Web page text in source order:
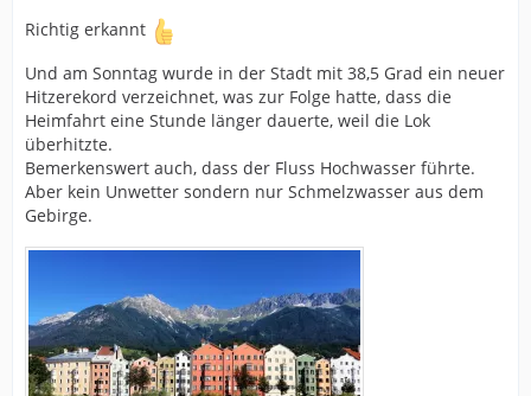
Richtig erkannt
Und am Sonntag wurde in der Stadt mit 38,5 Grad ein neuer
Hitzerekord verzeichnet, was zur Folge hatte, dass die
Heimfahrt eine Stunde länger dauerte, weil die Lok
überhitzte.
Bemerkenswert auch, dass der Fluss Hochwasser führte.
Aber kein Unwetter sondern nur Schmelzwasser aus dem
Gebirge.